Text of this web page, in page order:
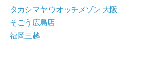
タカシマヤ ウオッチメゾン 大阪
そごう広島店
福岡三越